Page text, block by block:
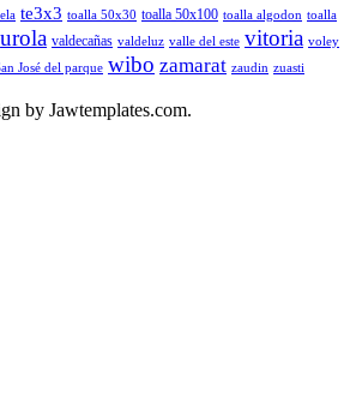
te3x3 toalla 50x30 toalla 50x100 toalla algodon toalla
urola valdecañas valdeluz valle del este vitoria voley
José del parque wibo zamarat zaudin zuasti
by Jawtemplates.com.